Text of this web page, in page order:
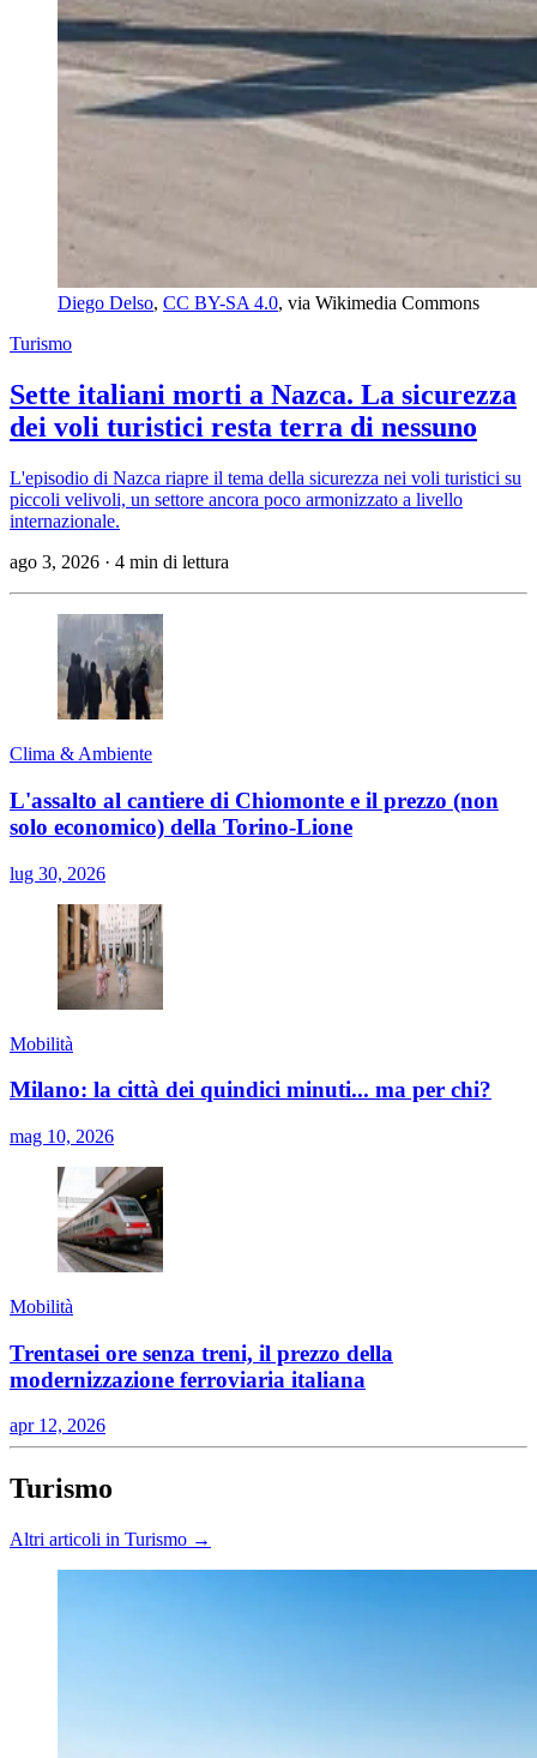
Diego Delso, CC BY-SA 4.0, via Wikimedia Commons
Turismo
Sette italiani morti a Nazca. La sicurezza
dei voli turistici resta terra di nessuno
L'episodio di Nazca riapre il tema della sicurezza nei voli turistici su
piccoli velivoli, un settore ancora poco armonizzato a livello
internazionale.
ago 3, 2026 · 4 min di lettura
Clima & Ambiente
L'assalto al cantiere di Chiomonte e il prezzo (non
solo economico) della Torino-Lione
lug 30, 2026
Mobilità
Milano: la città dei quindici minuti... ma per chi?
mag 10, 2026
Mobilità
Trentasei ore senza treni, il prezzo della
modernizzazione ferroviaria italiana
apr 12, 2026
Turismo
Altri articoli in Turismo →